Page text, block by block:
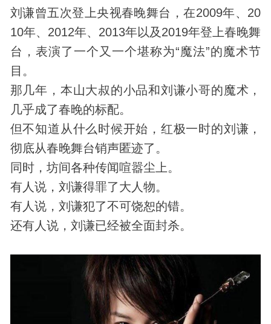
刘谦曾五次登上央视春晚舞台，在2009年、20
10年、2012年、2013年以及2019年登上春晚舞
台，表演了一个又一个堪称为“魔法”的魔术节
目。
那几年，本山大叔的小品和刘谦小哥的魔术，
几乎成了春晚的标配。
但不知道从什么时候开始，红极一时的刘谦，
彻底从春晚舞台销声匿迹了。
同时，坊间各种传闻喧嚣尘上。
有人说，刘谦得罪了大人物。
有人说，刘谦犯了不可饶恕的错。
还有人说，刘谦已经被全面封杀。